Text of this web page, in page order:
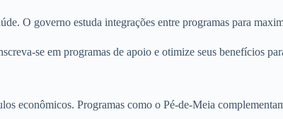
O governo estuda integrações entre programas para
se em programas de apoio e otimize seus benefícios
econômicos. Programas como o Pé-de-Meia